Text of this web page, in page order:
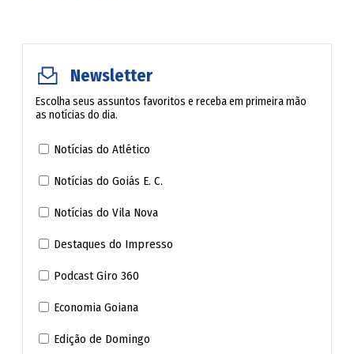
Barrientos, defendendo-o. Sartre e André Malraux
encabeçaram a campanha pela sua libertação. Soltaram-
no quase quatro anos depois. Voltou a Paris e morou com
o casal Yves Montand e Simone Signoret, que considera
Debray lançou no ano passado "Riens", nadas; neste,
"Tout", tudo. Diz no primeiro: "Muito decepcionante, uma
No outro: "Sem querer abusar dos privilégios da idade, um
velho babaca nascido em 1940 tem uma vantagem sobre
os jovens: ter vivido duas vidas pelo preço de uma".
Newsletter
Escolha seus assuntos favoritos e receba em primeira mão
as notícias do dia.
Notícias do Atlético
Notícias do Goiás E. C.
Notícias do Vila Nova
Destaques do Impresso
Podcast Giro 360
Economia Goiana
Edição de Domingo